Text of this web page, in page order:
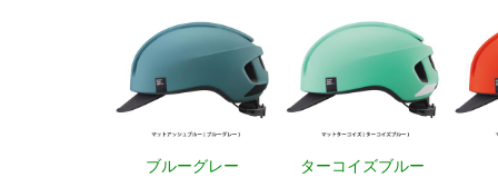
ブルーグレー ターコイズブルー